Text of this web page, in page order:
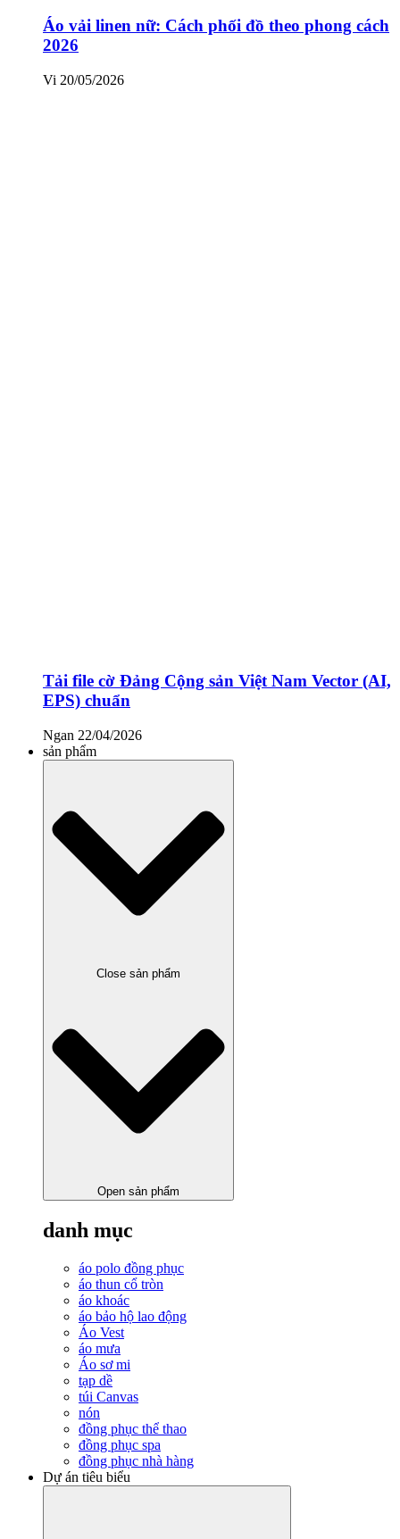
Áo vải linen nữ: Cách phối đồ theo phong cách
2026
Vi 20/05/2026
Tải file cờ Đảng Cộng sản Việt Nam Vector (AI,
EPS) chuẩn
Ngan 22/04/2026
sản phẩm
Close sản phẩm
Open sản phẩm
danh mục
áo polo đồng phục
áo thun cổ tròn
áo khoác
áo bảo hộ lao động
Áo Vest
áo mưa
Áo sơ mi
tạp dề
túi Canvas
nón
đồng phục thể thao
đồng phục spa
đồng phục nhà hàng
Dự án tiêu biểu